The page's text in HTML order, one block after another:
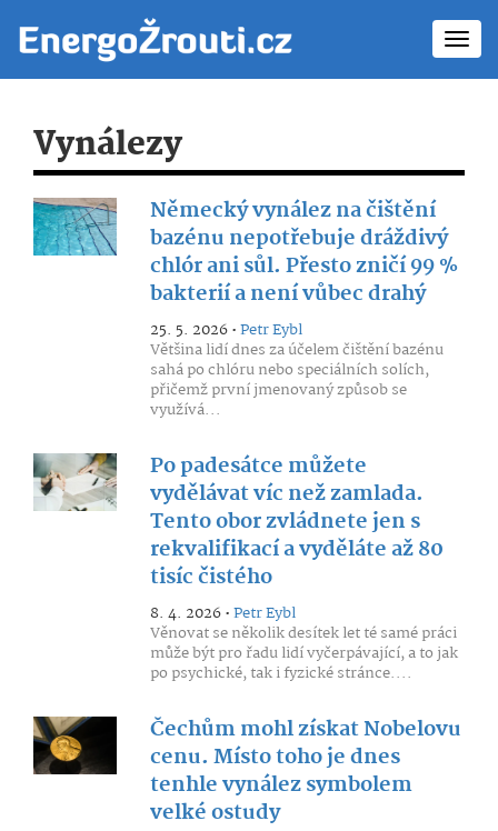
Vynálezy
Německý vynález na čištění
bazénu nepotřebuje dráždivý
chlór ani sůl. Přesto zničí 99 %
bakterií a není vůbec drahý
25. 5. 2026 •Petr Eybl
Většina lidí dnes za účelem čištění bazénu
sahá po chlóru nebo speciálních solích,
přičemž první jmenovaný způsob se
využívá...
Po padesátce můžete
vydělávat víc než zamlada.
Tento obor zvládnete jen s
rekvalifikací a vyděláte až 80
tisíc čistého
8. 4. 2026 •Petr Eybl
Věnovat se několik desítek let té samé práci
může být pro řadu lidí vyčerpávající, a to jak
po psychické, tak i fyzické stránce....
Čechům mohl získat Nobelovu
cenu. Místo toho je dnes
tenhle vynález symbolem
velké ostudy